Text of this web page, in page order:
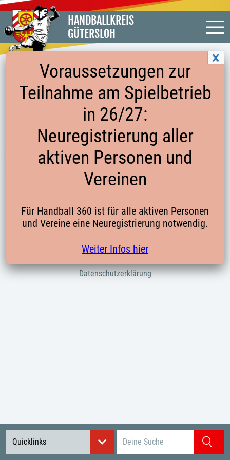
HANDBALLKREIS
GÜTERSLOH
Quicklinks
Suchbegriff eingeben
PROTOKOLL VOM STAFFELTAG AM
19.08.2022
22.08.2022
Startseite
Kontakte
Impressum
Datenschutzerklärung
Voraussetzungen zur
Teilnahme am Spielbetrieb
in 26/27:
Neuregistrierung aller
aktiven Personen und
Vereinen
Für Handball 360 ist für alle aktiven Personen
und Vereine eine Neuregistrierung notwendig.
Weiter Infos hier